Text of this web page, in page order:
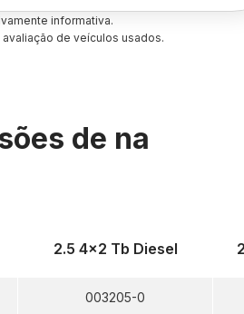
informativa.
de veículos usados.
de na
2.5 4x2 Tb Diesel
003205-0